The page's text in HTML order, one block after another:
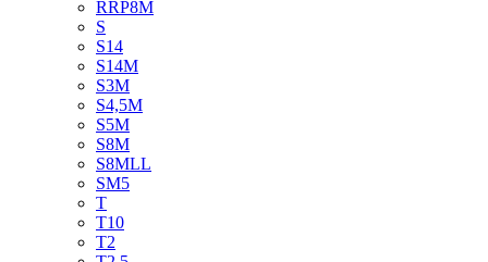
RRP8M
S
S14
S14M
S3M
S4,5M
S5M
S8M
S8MLL
SM5
T
T10
T2